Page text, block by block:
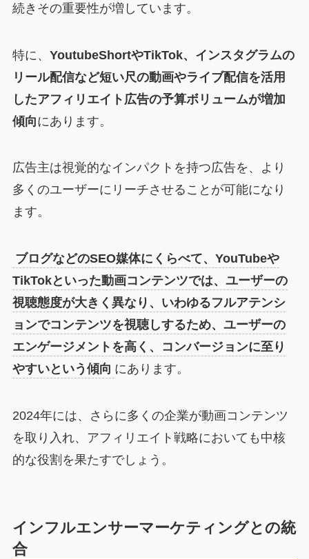
続きその重要性が増しています。
特に、 YoutubeShortやTikTok、インスタグラムの
リール配信など短い尺の動画やライブ配信を活用
したアフィリエイト広告の予算ボリュームが増加
傾向にあります。
広告主は視覚的なインパクトを持つ広告を、より
多くのユーザーにリーチさせることが可能になり
ます。
ブログなどのSEO媒体にくらべて、YouTubeや
TikTokといった動画コンテンツでは、ユーザーの
視聴態度が大きく異なり、いわゆるフルアテンシ
ョンでコンテンツを視聴しするため、ユーザーの
エンゲージメントを高く、コンバージョンに至り
やすいという傾向 にあります。
2024年には、さらに多くの企業が動画コンテンツ
を取り入れ、アフィリエイト戦略においても中核
的な役割を果たすでしょう。
インフルエンサーマーケティングとの統
合